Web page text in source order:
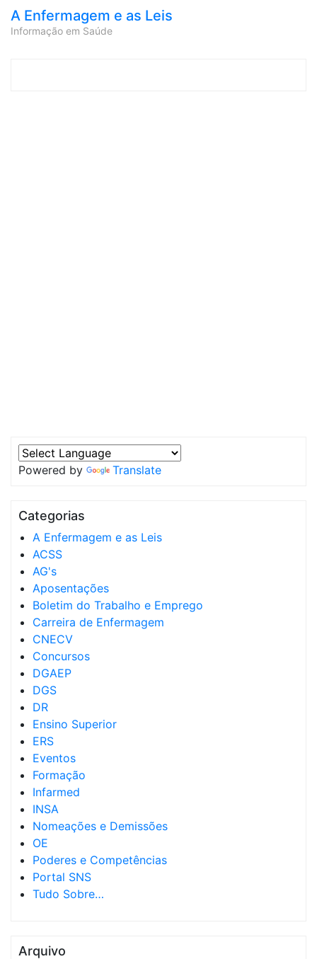
A Enfermagem e as Leis
Informação em Saúde
Powered by Translate
Categorias
A Enfermagem e as Leis
ACSS
AG's
Aposentações
Boletim do Trabalho e Emprego
Carreira de Enfermagem
CNECV
Concursos
DGAEP
DGS
DR
Ensino Superior
ERS
Eventos
Formação
Infarmed
INSA
Nomeações e Demissões
OE
Poderes e Competências
Portal SNS
Tudo Sobre…
Arquivo